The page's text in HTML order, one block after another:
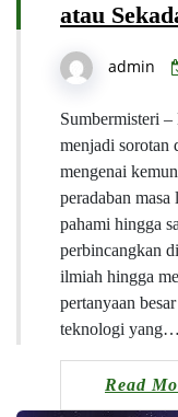
atau
admin
Sumbermisteri
menjadi sorotan
mengenai
peradaban
pahami hingga
perbincangkan
ilmiah hingga
pertanyaan
teknologi yang…
Read